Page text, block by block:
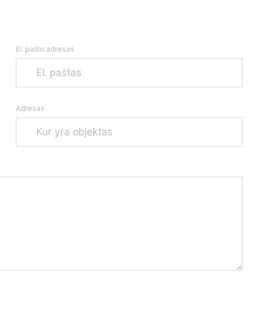
El. pašto adresas
Adresas